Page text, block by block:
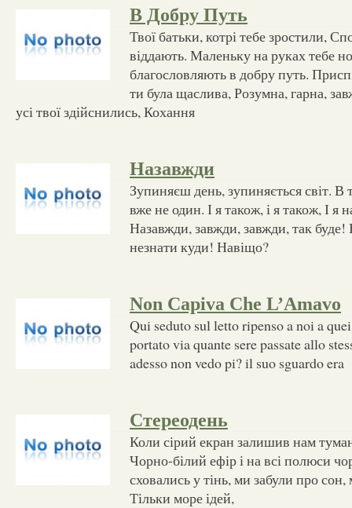
В Добру Путь
Твої батьки, котрі тебе зростили,
віддають. Маленьку на руках тебе
благословляють в добру путь.
ти була щаслива, Розумна, гарна,
усі твої здійснились, Кохання
Назавжди
Зупиняєш день, зупиняється світ. В
вже не один. І я також, і я також, І я
Назавжди, завжди, завжди, так буде!
незнати куди! Навіщо?
Non Capiva Che L’Amavo
Qui seduto sul letto ripenso a noi a
portato via quante sere passate allo
adesso non vedo pi? il suo sguardo era
Стереодень
Коли сірий екран залишив нам
Чорно-білий ефір і на всі полюси
сховались у тінь, ми забули про
Тільки море ідей,